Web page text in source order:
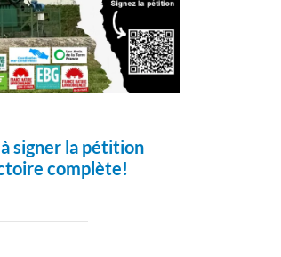
signer la pétition
complète!